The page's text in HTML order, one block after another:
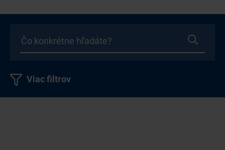
Viac filtrov